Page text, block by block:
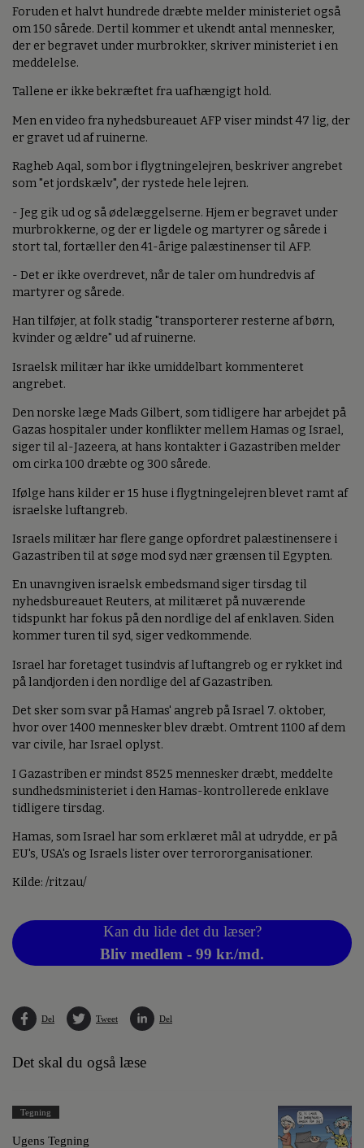
Foruden et halvt hundrede dræbte melder ministeriet også
om 150 sårede. Dertil kommer et ukendt antal mennesker,
der er begravet under murbrokker, skriver ministeriet i en
meddelelse.
Tallene er ikke bekræftet fra uafhængigt hold.
Men en video fra nyhedsbureauet AFP viser mindst 47 lig, der
er gravet ud af ruinerne.
Ragheb Aqal, som bor i flygtningelejren, beskriver angrebet
som "et jordskælv", der rystede hele lejren.
- Jeg gik ud og så ødelæggelserne. Hjem er begravet under
murbrokkerne, og der er ligdele og martyrer og sårede i
stort tal, fortæller den 41-årige palæstinenser til AFP.
- Det er ikke overdrevet, når de taler om hundredvis af
martyrer og sårede.
Han tilføjer, at folk stadig "transporterer resterne af børn,
kvinder og ældre" ud af ruinerne.
Israelsk militær har ikke umiddelbart kommenteret
angrebet.
Den norske læge Mads Gilbert, som tidligere har arbejdet på
Gazas hospitaler under konflikter mellem Hamas og Israel,
siger til al-Jazeera, at hans kontakter i Gazastriben melder
om cirka 100 dræbte og 300 sårede.
Ifølge hans kilder er 15 huse i flygtningelejren blevet ramt af
israelske luftangreb.
Israels militær har flere gange opfordret palæstinensere i
Gazastriben til at søge mod syd nær grænsen til Egypten.
En unavngiven israelsk embedsmand siger tirsdag til
nyhedsbureauet Reuters, at militæret på nuværende
tidspunkt har fokus på den nordlige del af enklaven. Siden
kommer turen til syd, siger vedkommende.
Israel har foretaget tusindvis af luftangreb og er rykket ind
på landjorden i den nordlige del af Gazastriben.
Det sker som svar på Hamas' angreb på Israel 7. oktober,
hvor over 1400 mennesker blev dræbt. Omtrent 1100 af dem
var civile, har Israel oplyst.
I Gazastriben er mindst 8525 mennesker dræbt, meddelte
sundhedsministeriet i den Hamas-kontrollerede enklave
tidligere tirsdag.
Hamas, som Israel har som erklæret mål at udrydde, er på
EU's, USA's og Israels lister over terrororganisationer.
Kilde: /ritzau/
Kan du lide det du læser?
Bliv medlem - 99 kr./md.
Del Tweet Del
Det skal du også læse
Tegning
Ugens Tegning